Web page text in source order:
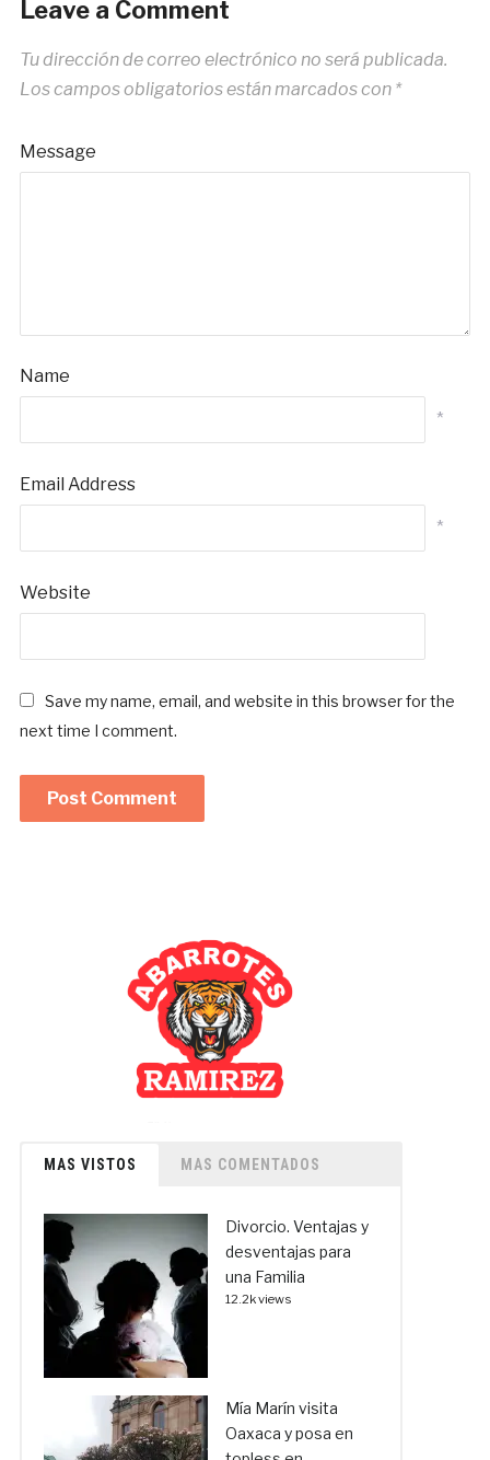
Leave a Comment
Tu dirección de correo electrónico no será publicada.
Los campos obligatorios están marcados con *
Message
Name
*
Email Address
*
Website
Save my name, email, and website in this browser for the
next time I comment.
MAS VISTOS MAS COMENTADOS
Divorcio. Ventajas y
desventajas para
una Familia
12.2k views
Mía Marín visita
Oaxaca y posa en